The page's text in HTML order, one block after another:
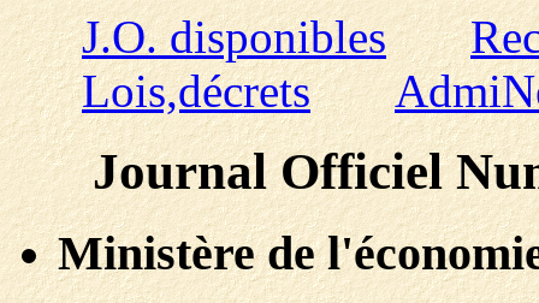
J.O. disponibles
Lois,décrets
Journal Officiel
Ministère de